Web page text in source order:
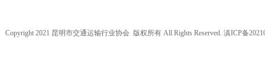
Copyright 2021 昆明市交通运输行业协会 版权所有 All Rights Reserved. 滇ICP备